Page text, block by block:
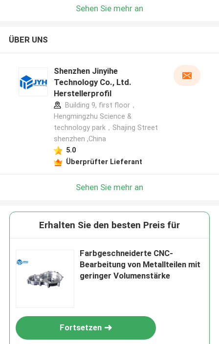
Sehen Sie mehr an
ÜBER UNS
Shenzhen Jinyihe
Technology Co., Ltd.
Herstellerprofil
Building 9, first floor，
Hengmingzhu Science &
technology park，Shajing Street
shenzhen ,China
5.0
Überprüfter Lieferant
Sehen Sie mehr an
Erhalten Sie den besten Preis für
Farbgeschneiderte CNC-
Bearbeitung von Metallteilen mit
geringer Volumenstärke
Fortsetzen